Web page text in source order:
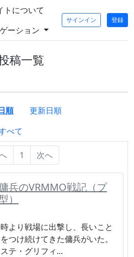
トについて
ーション
サインイン 登録
稿一覧
順
更新日順
べて
1 次へ
兵のVRMMO戦記（プ
）
より戦場に出撃し、長いこと
つけ続けてきた傭兵がいた。
テ・グリフィ...